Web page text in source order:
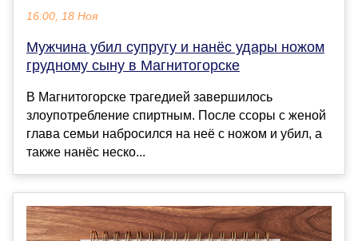
16:00, 18 Ноя
Мужчина убил супругу и нанёс удары ножом
грудному сыну в Магнитогорске
В Магнитогорске трагедией завершилось
злоупотребление спиртным. После ссоры с женой
глава семьи набросился на неё с ножом и убил, а
также нанёс неско...